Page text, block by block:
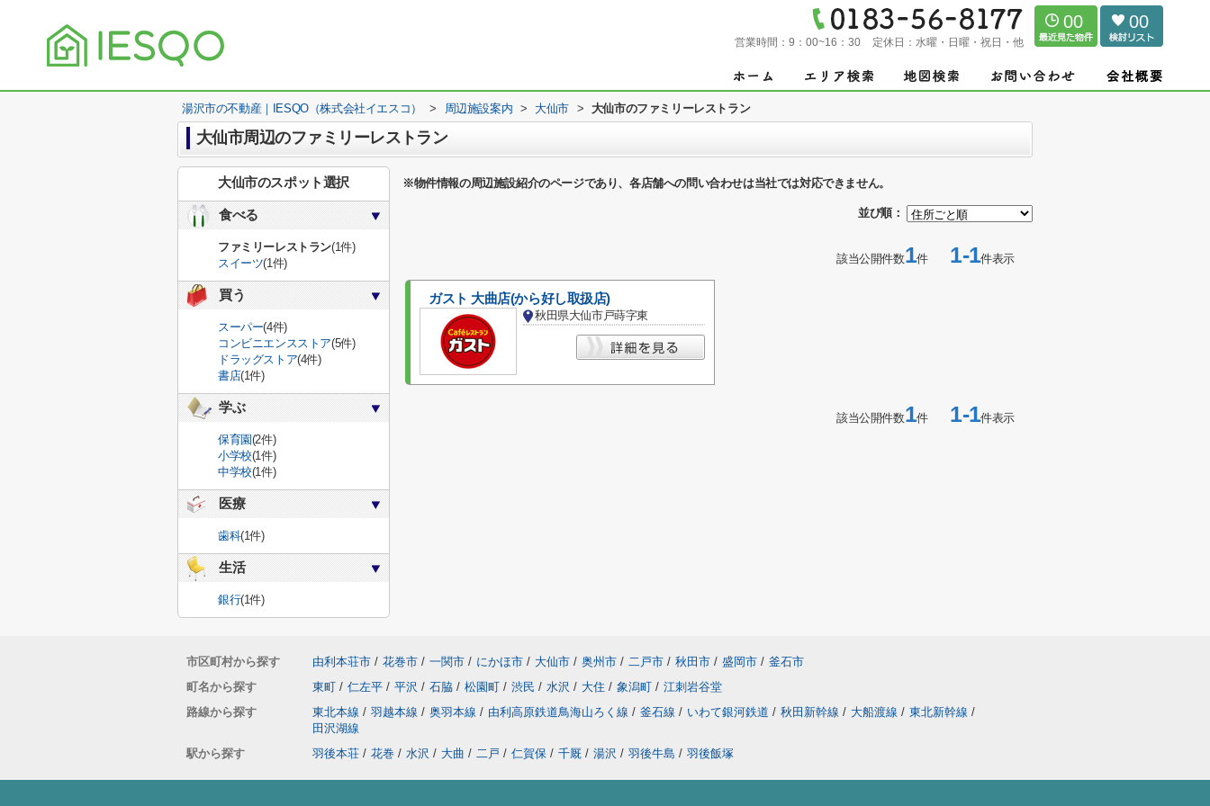
営業時間： 9：00~16：30 定休日： 水曜・日曜・祝日・他
00 00
湯沢市の不動産｜IESQO（株式会社イエスコ） > 周辺施設案内 > 大仙市 > 大仙市のファミリーレストラン
大仙市周辺のファミリーレストラン
※物件情報の周辺施設紹介のページであり、各店舗への問い合わせは当社では対応できません。
並び順：
該当公開件数1件1-1件表示
ガスト 大曲店(から好し取扱店)
秋田県大仙市戸蒔字東
該当公開件数1件1-1件表示
大仙市のスポット選択
食べる
ファミリーレストラン(1件)
スイーツ(1件)
買う
スーパー(4件)
コンビニエンスストア(5件)
ドラッグストア(4件)
書店(1件)
学ぶ
保育園(2件)
小学校(1件)
中学校(1件)
医療
歯科(1件)
生活
銀行(1件)
市区町村から探す 由利本荘市 / 花巻市 / 一関市 / にかほ市 / 大仙市 / 奥州市 / 二戸市 / 秋田市 / 盛岡市 / 釜石市
町名から探す
東町 / 仁左平 / 平沢 / 石脇 / 松園町 / 渋民 / 水沢 / 大住 / 象潟町 / 江刺岩谷堂
路線から探す
東北本線 / 羽越本線 / 奥羽本線 / 由利高原鉄道鳥海山ろく線 / 釜石線 / いわて銀河鉄道 / 秋田新幹線 / 大船渡線 / 東北新幹線 /
田沢湖線
駅から探す
羽後本荘 / 花巻 / 水沢 / 大曲 / 二戸 / 仁賀保 / 千厩 / 湯沢 / 羽後牛島 / 羽後飯塚